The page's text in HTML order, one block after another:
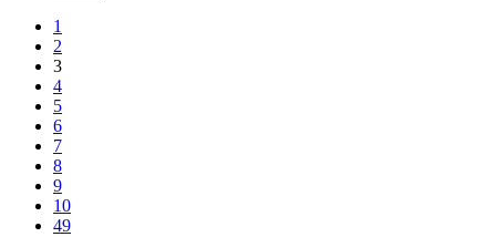
1
2
3
4
5
6
7
8
9
10
49